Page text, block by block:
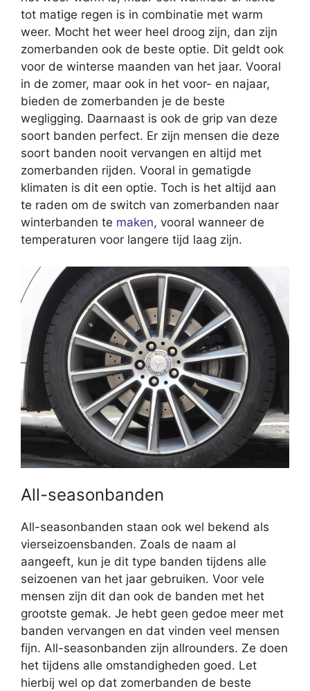
tot matige regen is in combinatie met warm
weer. Mocht het weer heel droog zijn, dan zijn
zomerbanden ook de beste optie. Dit geldt ook
voor de winterse maanden van het jaar. Vooral
in de zomer, maar ook in het voor- en najaar,
bieden de zomerbanden je de beste
wegligging. Daarnaast is ook de grip van deze
soort banden perfect. Er zijn mensen die deze
soort banden nooit vervangen en altijd met
zomerbanden rijden. Vooral in gematigde
klimaten is dit een optie. Toch is het altijd aan
te raden om de switch van zomerbanden naar
winterbanden te maken, vooral wanneer de
temperaturen voor langere tijd laag zijn.
All-seasonbanden
All-seasonbanden staan ook wel bekend als
vierseizoensbanden. Zoals de naam al
aangeeft, kun je dit type banden tijdens alle
seizoenen van het jaar gebruiken. Voor vele
mensen zijn dit dan ook de banden met het
grootste gemak. Je hebt geen gedoe meer met
banden vervangen en dat vinden veel mensen
fijn. All-seasonbanden zijn allrounders. Ze doen
het tijdens alle omstandigheden goed. Let
hierbij wel op dat zomerbanden de beste